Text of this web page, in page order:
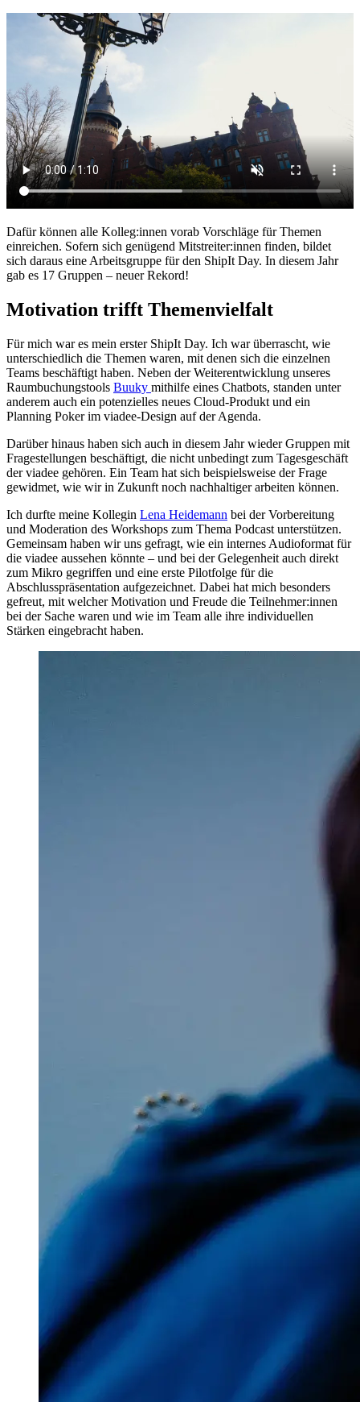
Dafür können alle Kolleg:innen vorab Vorschläge für Themen
einreichen. Sofern sich genügend Mitstreiter:innen finden, bildet
sich daraus eine Arbeitsgruppe für den ShipIt Day. In diesem Jahr
gab es 17 Gruppen – neuer Rekord!
Motivation trifft Themenvielfalt
Für mich war es mein erster ShipIt Day. Ich war überrascht, wie
unterschiedlich die Themen waren, mit denen sich die einzelnen
Teams beschäftigt haben. Neben der Weiterentwicklung unseres
Raumbuchungstools Buuky mithilfe eines Chatbots, standen unter
anderem auch ein potenzielles neues Cloud-Produkt und ein
Planning Poker im viadee-Design auf der Agenda.
Darüber hinaus haben sich auch in diesem Jahr wieder Gruppen mit
Fragestellungen beschäftigt, die nicht unbedingt zum Tagesgeschäft
der viadee gehören. Ein Team hat sich beispielsweise der Frage
gewidmet, wie wir in Zukunft noch nachhaltiger arbeiten können.
Ich durfte meine Kollegin Lena Heidemann bei der Vorbereitung
und Moderation des Workshops zum Thema Podcast unterstützen.
Gemeinsam haben wir uns gefragt, wie ein internes Audioformat für
die viadee aussehen könnte – und bei der Gelegenheit auch direkt
zum Mikro gegriffen und eine erste Pilotfolge für die
Abschlusspräsentation aufgezeichnet. Dabei hat mich besonders
gefreut, mit welcher Motivation und Freude die Teilnehmer:innen
bei der Sache waren und wie im Team alle ihre individuellen
Stärken eingebracht haben.